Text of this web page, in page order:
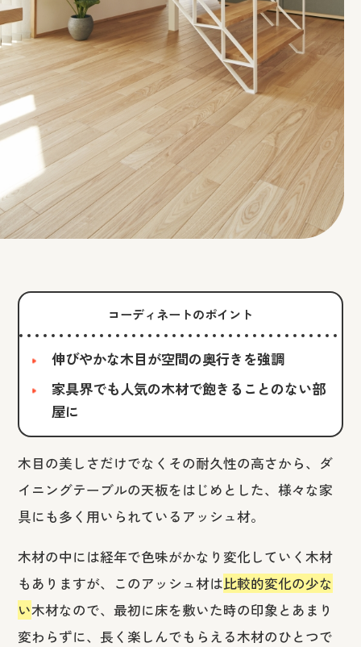
コーディネートのポイント
伸びやかな木目が空間の奥行きを強調
家具界でも人気の木材で飽きることのない部
屋に
木目の美しさだけでなくその耐久性の高さから、ダ
イニングテーブルの天板をはじめとした、様々な家
具にも多く用いられているアッシュ材。
木材の中には経年で色味がかなり変化していく木材
もありますが、このアッシュ材は比較的変化の少な
い木材なので、最初に床を敷いた時の印象とあまり
変わらずに、長く楽しんでもらえる木材のひとつで